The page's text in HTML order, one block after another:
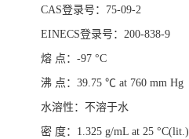
CAS登录号 ： 75-09-2
EINECS登录号 ： 200-838-9
熔 点 ： -97 °C
沸 点 ： 39.75 ℃ at 760 mm Hg
水溶性 ： 不溶于水
密 度： 1.325 g/mL at 25 °C(lit.)